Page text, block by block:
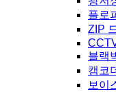
플로
ZIP
블랙
캠코
보이